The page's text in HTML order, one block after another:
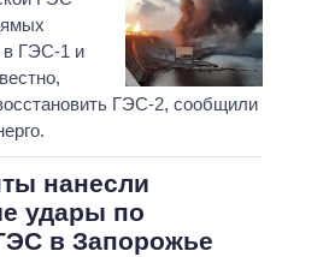
в ГЭС-1 и
ГЭС-2, сообщили
нанесли
удары по
в Запорожье